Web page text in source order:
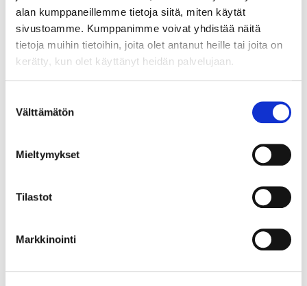
alan kumppaneillemme tietoja siitä, miten käytät
sivustoamme. Kumppanimme voivat yhdistää näitä
tietoja muihin tietoihin, joita olet antanut heille tai joita on
kerätty, kun olet käyttänyt heidän palvelujaan.
valinta
Välttämätön
Mieltymykset
Tilastot
Markkinointi